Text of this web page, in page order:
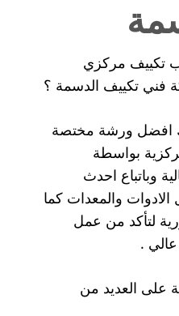
تكييف مركزي
فني تكييف الدسمة ؟
افضل ورشة مختصة
بواسطة
وباتباع احدث
والمعدات كما
لتأكد من عمل
عالي .
على العديد من